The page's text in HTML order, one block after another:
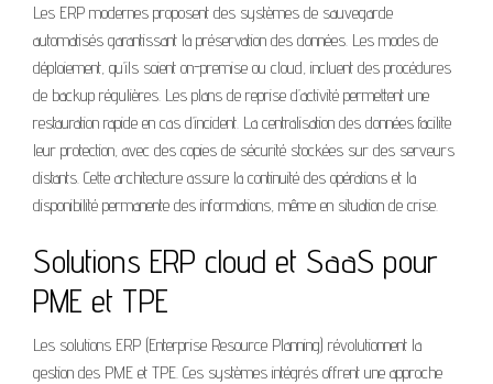
Les ERP modernes proposent des systèmes de sauvegarde
automatisés garantissant la préservation des données. Les modes de
déploiement, qu’ils soient on-premise ou cloud, incluent des procédures
de backup régulières. Les plans de reprise d’activité permettent une
restauration rapide en cas d’incident. La centralisation des données facilite
leur protection, avec des copies de sécurité stockées sur des serveurs
distants. Cette architecture assure la continuité des opérations et la
disponibilité permanente des informations, même en situation de crise.
Solutions ERP cloud et SaaS pour
PME et TPE
Les solutions ERP (Enterprise Resource Planning) révolutionnent la
gestion des PME et TPE. Ces systèmes intégrés offrent une approche